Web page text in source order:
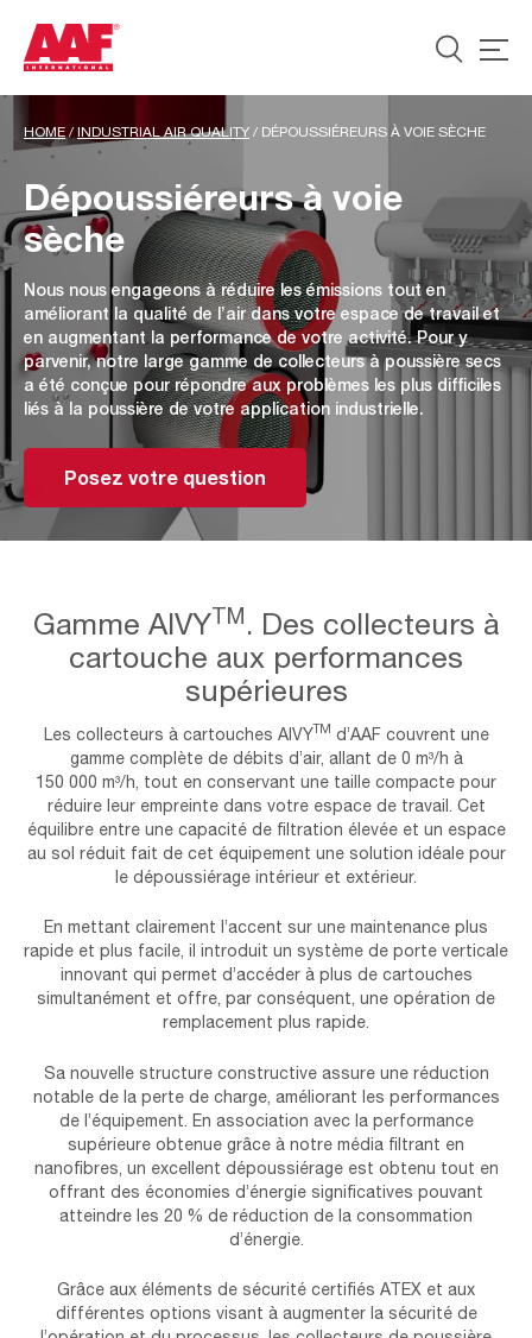
HOME / INDUSTRIAL AIR QUALITY / DÉPOUSSIÉREURS À VOIE SÈCHE
Dépoussiéreurs à voie
sèche
Nous nous engageons à réduire les émissions tout en
améliorant la qualité de l’air dans votre espace de travail et
en augmentant la performance de votre activité. Pour y
parvenir, notre large gamme de collecteurs à poussière secs
a été conçue pour répondre aux problèmes les plus difficiles
liés à la poussière de votre application industrielle.
Posez votre question
Gamme AIVYTM. Des collecteurs à
cartouche aux performances
supérieures
Les collecteurs à cartouches AIVYTM d’AAF couvrent une
gamme complète de débits d’air, allant de 0 m³/h à
150 000 m³/h, tout en conservant une taille compacte pour
réduire leur empreinte dans votre espace de travail. Cet
équilibre entre une capacité de filtration élevée et un espace
au sol réduit fait de cet équipement une solution idéale pour
le dépoussiérage intérieur et extérieur.
En mettant clairement l’accent sur une maintenance plus
rapide et plus facile, il introduit un système de porte verticale
innovant qui permet d’accéder à plus de cartouches
simultanément et offre, par conséquent, une opération de
remplacement plus rapide.
Sa nouvelle structure constructive assure une réduction
notable de la perte de charge, améliorant les performances
de l’équipement. En association avec la performance
supérieure obtenue grâce à notre média filtrant en
nanofibres, un excellent dépoussiérage est obtenu tout en
offrant des économies d’énergie significatives pouvant
atteindre les 20 % de réduction de la consommation
d’énergie.
Grâce aux éléments de sécurité certifiés ATEX et aux
différentes options visant à augmenter la sécurité de